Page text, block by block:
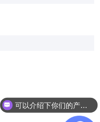
可以介绍下你们的产品么？